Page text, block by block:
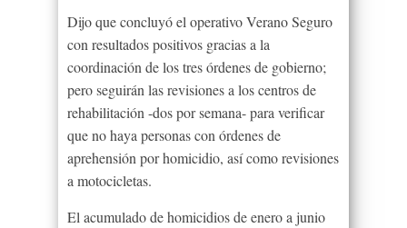
Dijo que concluyó el operativo Verano Seguro
con resultados positivos gracias a la
coordinación de los tres órdenes de gobierno;
pero seguirán las revisiones a los centros de
rehabilitación -dos por semana- para verificar
que no haya personas con órdenes de
aprehensión por homicidio, así como revisiones
a motocicletas.
El acumulado de homicidios de enero a junio